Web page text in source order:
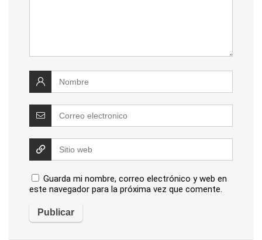
Guarda mi nombre, correo electrónico y web en
este navegador para la próxima vez que comente.